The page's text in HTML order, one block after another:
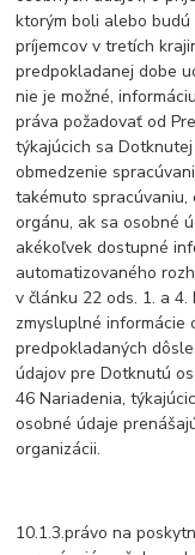
ktorým boli alebo
príjemcov v tretích
predpokladanej dobe
nie je možné,
práva požadovať od
týkajúcich sa
obmedzenie
takémuto
orgánu, ak sa osobné
akékoľvek dostupné
automatizovaného
v článku 22 ods. 1. a
zmysluplné informácie
predpokladaných
údajov pre Dotknutú
46 Nariadenia,
osobné údaje
organizácii.
10.1.3.právo na